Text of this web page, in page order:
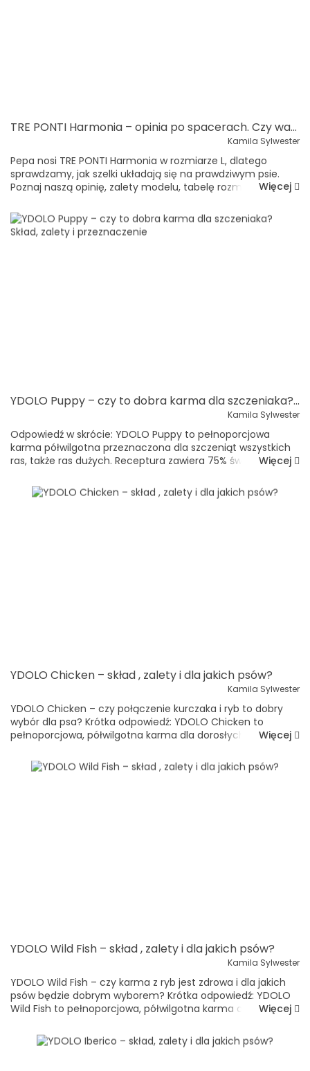
TRE PONTI Harmonia – opinia po spacerach. Czy warto wybrać te szelki dla psa?
Kamila Sylwester
Pepa nosi TRE PONTI Harmonia w rozmiarze L, dlatego
sprawdzamy, jak szelki układają się na prawdziwym psie.
Poznaj naszą opinię, zalety modelu, tabelę rozmiarów i
odpowiednich szelek dla psa nie p...
Więcej
YDOLO Puppy – czy to dobra karma dla szczeniaka? Skład, zalety i przeznaczenie
Kamila Sylwester
Odpowiedź w skrócie: YDOLO Puppy to pełnoporcjowa
karma półwilgotna przeznaczona dla szczeniąt wszystkich
ras, także ras dużych. Receptura zawiera 75% świeżego
sardynek i 15% anchoi...
Więcej
YDOLO Chicken – skład , zalety i dla jakich psów?
Kamila Sylwester
YDOLO Chicken – czy połączenie kurczaka i ryb to dobry
wybór dla psa? Krótka odpowiedź: YDOLO Chicken to
pełnoporcjowa, półwilgotna karma dla dorosłych i starszych
Więcej
YDOLO Wild Fish – skład , zalety i dla jakich psów?
Kamila Sylwester
YDOLO Wild Fish – czy karma z ryb jest zdrowa i dla jakich
psów będzie dobrym wyborem? Krótka odpowiedź: YDOLO
Wild Fish to pełnoporcjowa, półwilgotna karma dla
poła...
Więcej